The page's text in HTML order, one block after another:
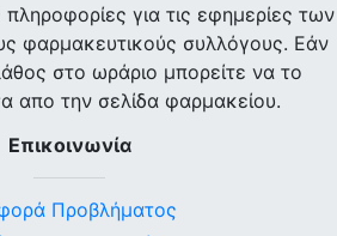
για τις εφημερίες των
φαρμακευτικούς συλλόγους. Εάν
στο ωράριο μπορείτε να το
απο την σελίδα φαρμακείου.
Επικοινωνία
Προβλήματος